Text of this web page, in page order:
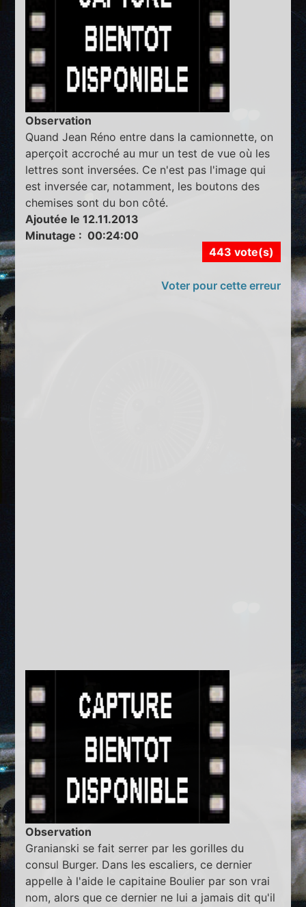
Observation
Quand Jean Réno entre dans la camionnette, on
aperçoit accroché au mur un test de vue où les
lettres sont inversées. Ce n'est pas l'image qui
est inversée car, notamment, les boutons des
chemises sont du bon côté.
Ajoutée le 12.11.2013
Minutage : 00:24:00
443 vote(s)
Voter pour cette erreur
Observation
Granianski se fait serrer par les gorilles du
consul Burger. Dans les escaliers, ce dernier
appelle à l'aide le capitaine Boulier par son vrai
nom, alors que ce dernier ne lui a jamais dit qu'il